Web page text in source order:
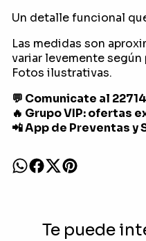
Un detalle funcional
Las medidas son
variar levemente
Fotos ilustrativas.
💬 Comunicate al
🔥 Grupo VIP: ofertas
📲 App de Preventas y
Te puede